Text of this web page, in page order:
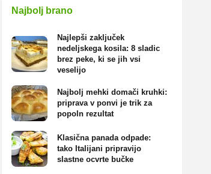
Najbolj brano
Najlepši zaključek
nedeljskega kosila: 8 sladic
brez peke, ki se jih vsi
veselijo
Najbolj mehki domači kruhki:
priprava v ponvi je trik za
popoln rezultat
Klasična panada odpade:
tako Italijani pripravijo
slastne ocvrte bučke